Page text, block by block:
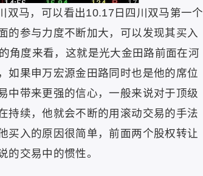
双马，可以看出10.17日四川双马第一个
的参与力度不断加大，可以发现其买入
角度来看，这就是光大金田路前面在河
如果申万宏源金田路同时也是他的席位
中带来更强的信心，一般来说对于顶级
持续，他就会不断的用滚动交易的手法
买入的原因很简单，前面两个股权转让
的交易中的惯性。